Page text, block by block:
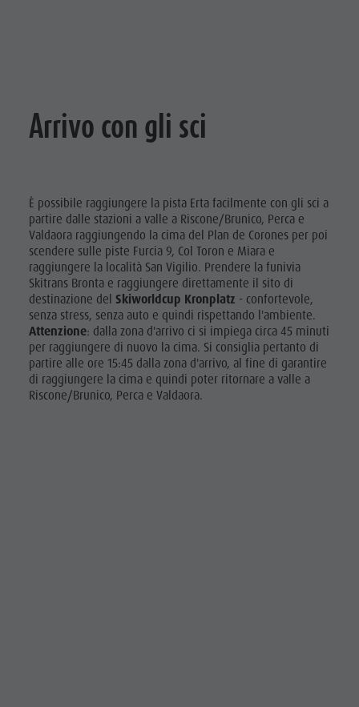
Arrivo con gli sci
È possibile raggiungere la pista Erta facilmente con gli sci a
partire dalle stazioni a valle a Riscone/Brunico, Perca e
Valdaora raggiungendo la cima del Plan de Corones per poi
scendere sulle piste Furcia 9, Col Toron e Miara e
raggiungere la località San Vigilio. Prendere la funivia
Skitrans Bronta e raggiungere direttamente il sito di
destinazione del Skiworldcup Kronplatz - confortevole,
senza stress, senza auto e quindi rispettando l'ambiente.
Attenzione: dalla zona d'arrivo ci si impiega circa 45 minuti
per raggiungere di nuovo la cima. Si consiglia pertanto di
partire alle ore 15:45 dalla zona d'arrivo, al fine di garantire
di raggiungere la cima e quindi poter ritornare a valle a
Riscone/Brunico, Perca e Valdaora.